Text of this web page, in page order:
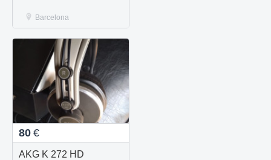
Barcelona
80 €
AKG K 272 HD